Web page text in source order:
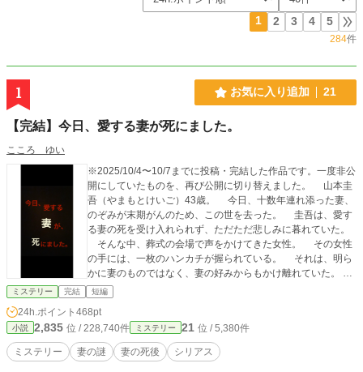
1 2 3 4 5
284件
1 お気に入り追加 21
【完結】今日、愛する妻が死にました。
こころ ゆい
※2025/10/4〜10/7までに投稿・完結した作品です。一度非公
開にしていたものを、再び公開に切り替えました。 山本圭
吾（やまもとけいご）43歳。 今日、十数年連れ添った妻、
のぞみが末期がんのため、この世を去った。 圭吾は、愛す
る妻の死を受け入れられず、ただただ悲しみに暮れていた。
そんな中、葬式の会場で声をかけてきた女性。 その女性
の手には、一枚のハンカチが握られている。 それは、明ら
かに妻のものではなく、妻の好みからもかけ離れていた。
圭吾は訝しみながらも、そのハンカチを受け取る。 これか
ら何が始まるとも知らないで。 圭吾は、死んだ妻をめぐる
『謎』に知らず知らず足を踏み入れていくーーー。 ※作品の
無断転載、AI学習など一切を固くお断りいたします。（Do no
t reupload / use my writing for any purposes, including for A
I）
ミステリー 完結 短編
24h.ポイント 468pt
小説 2,835 位 / 228,740件 ミステリー 21 位 / 5,380件
ミステリー 妻の謎 妻の死後 シリアス